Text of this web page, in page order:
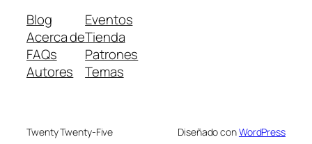
Blog
Acerca de
FAQs
Autores
Eventos
Tienda
Patrones
Temas
Twenty Twenty-Five Diseñado conWordPress